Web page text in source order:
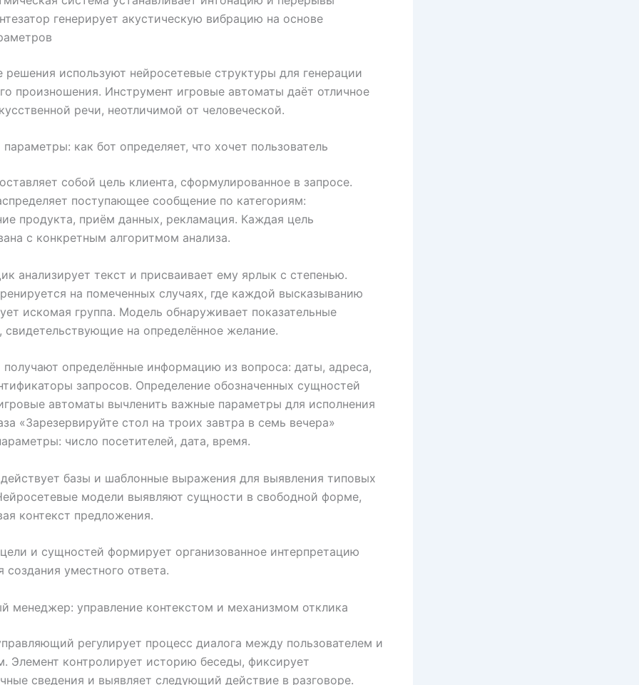
генерирует акустическую вибрацию на основе
решения используют нейросетевые структуры для генерации
произношения. Инструмент игровые автоматы даёт отличное
речи, неотличимой от человеческой.
как бот определяет, что хочет пользователь
собой цель клиента, сформулированное в запросе.
поступающее сообщение по категориям:
продукта, приём данных, рекламация. Каждая цель
с конкретным алгоритмом анализа.
анализирует текст и присваивает ему ярлык с степенью.
на помеченных случаях, где каждой высказыванию
искомая группа. Модель обнаруживает показательные
на определённое желание.
определённые информацию из вопроса: даты, адреса,
запросов. Определение обозначенных сущностей
автоматы вычленить важные параметры для исполнения
«Зарезервируйте стол на троих завтра в семь вечера»
число посетителей, дата, время.
базы и шаблонные выражения для выявления типовых
модели выявляют сущности в свободной форме,
контекст предложения.
и сущностей формирует организованное интерпретацию
создания уместного ответа.
менеджер: управление контекстом и механизмом отклика
регулирует процесс диалога между пользователем и
Элемент контролирует историю беседы, фиксирует
сведения и выявляет следующий действие в разговоре.